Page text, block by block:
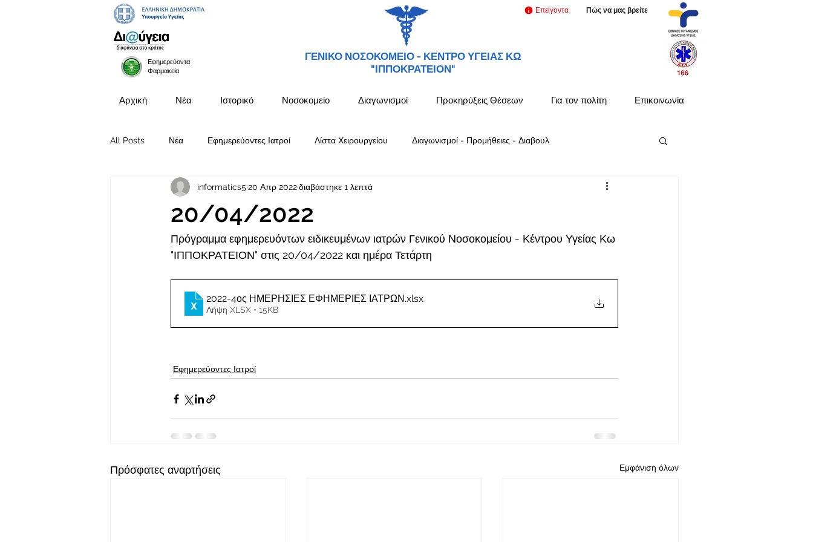
Εφημερεύοντα
Φαρμακεία
ΓΕΝΙΚΟ ΝΟΣΟΚΟΜΕΙΟ - ΚΕΝΤΡΟ ΥΓΕΙΑΣ ΚΩ
"ΙΠΠΟΚΡΑΤΕΙΟΝ"
Επείγοντα Πώς να μας βρείτε
Αρχική Νέα Ιστορικό Νοσοκομείο Διαγωνισμοί Προκηρύξεις Θέσεων Για τον πολίτη Επικοινωνία
All Posts Νέα Εφημερεύοντες Ιατροί Λίστα Χειρουργείου Διαγωνισμοί - Προμήθειες - Διαβουλ
Προκηρύξεις Θέσεων
20/04/2022
informatics5 20 Απρ 2022διαβάστηκε 1 λεπτά
Πρόγραμμα εφημερευόντων ειδικευμένων ιατρών Γενικού Νοσοκομείου - Κέντρου Υγείας Κω
"ΙΠΠΟΚΡΑΤΕΙΟΝ" στις 20/04/2022 και ημέρα Τετάρτη
2022-4ος ΗΜΕΡΗΣΙΕΣ ΕΦΗΜΕΡΙΕΣ ΙΑΤΡΩΝ.xlsx
Λήψη XLSX • 15KB
Εφημερεύοντες Ιατροί
Πρόσφατες αναρτήσεις Εμφάνιση όλων